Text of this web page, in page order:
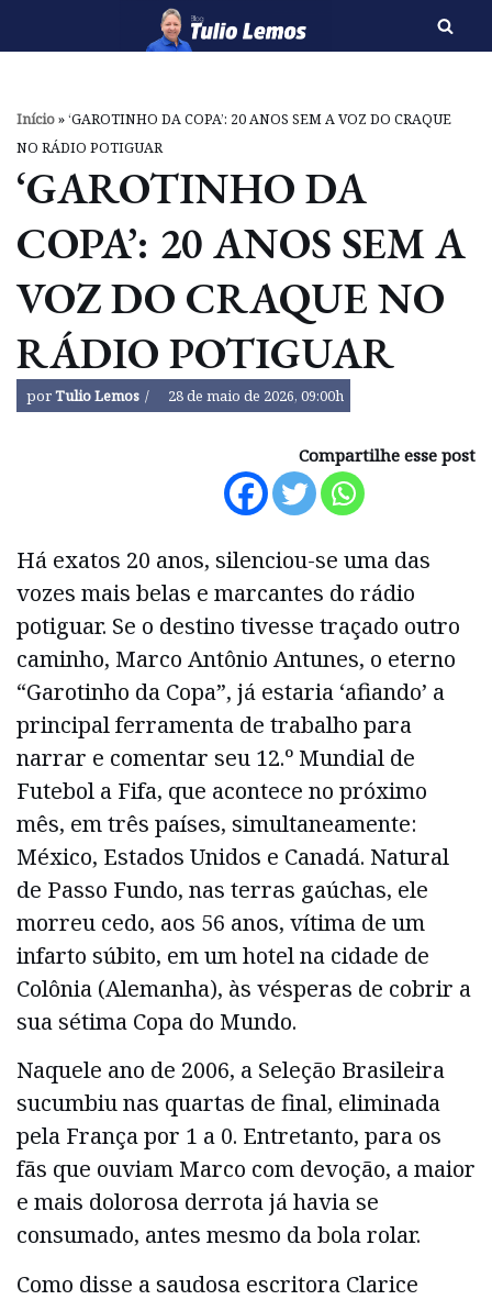
o
conteúdo
Início»‘GAROTINHO DA COPA’: 20 ANOS SEM A VOZ DO CRAQUE
NO RÁDIO POTIGUAR
‘GAROTINHO DA
COPA’: 20 ANOS SEM A
VOZ DO CRAQUE NO
RÁDIO POTIGUAR
porTulio Lemos 28 de maio de 2026, 09:00h
Compartilhe esse post
Há exatos 20 anos, silenciou-se uma das
vozes mais belas e marcantes do rádio
potiguar. Se o destino tivesse traçado outro
caminho, Marco Antônio Antunes, o eterno
“Garotinho da Copa”, já estaria ‘afiando’ a
principal ferramenta de trabalho para
narrar e comentar seu 12.º Mundial de
Futebol a Fifa, que acontece no próximo
mês, em três países, simultaneamente:
México, Estados Unidos e Canadá. Natural
de Passo Fundo, nas terras gaúchas, ele
morreu cedo, aos 56 anos, vítima de um
infarto súbito, em um hotel na cidade de
Colônia (Alemanha), às vésperas de cobrir a
sua sétima Copa do Mundo.
Naquele ano de 2006, a Seleção Brasileira
sucumbiu nas quartas de final, eliminada
pela França por 1 a 0. Entretanto, para os
fãs que ouviam Marco com devoção, a maior
e mais dolorosa derrota já havia se
consumado, antes mesmo da bola rolar.
Como disse a saudosa escritora Clarice